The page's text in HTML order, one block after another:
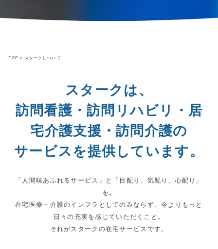
TOP > スタークについて
スタークは、
訪問看護・訪問リハビリ・居
宅介護支援・訪問介護の
サービスを提供しています。
「人間味あふれるサービス」と「目配り、気配り、心配り」
を。
在宅医療・介護のインフラとしてのみならず、今よりもっと
日々の充実を感じていただくこと。
それがスタークの在宅サービスです。